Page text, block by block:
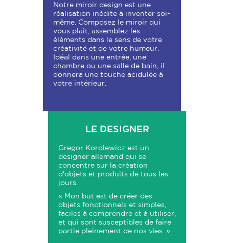
Notre miroir design est une
réalisation inédite à inventer soi-
même. Composez le miroir qui
vous plait, assemblez les
éléments dans le sens de votre
créativité et de votre humeur.
Idéal dans une entrée, une
chambre ou une salle de bain, il
donnera une touche acidulée à
votre intérieur.
LE DESIGNER
Gregor Korolewicz est un
designer allemand qui se
concentre sur la création
d'objets et produits de tous les
jours.
« Mon but est de créer des
objets fonctionnels et simples,
faciles à comprendre et à utiliser,
et qui sont susceptibles de faire
partie pleinement de nos vies. »